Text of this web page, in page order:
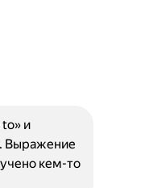
и
Выражение
кем-то